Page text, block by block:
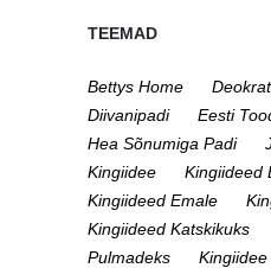
TEEMAD
Bettys Home
Diivanipadi
Eesti
Hea Sõnumiga Padi
Kingiidee
Kingiideed
Kingiideed Emale
Kingiideed Katskikuks
Pulmadeks